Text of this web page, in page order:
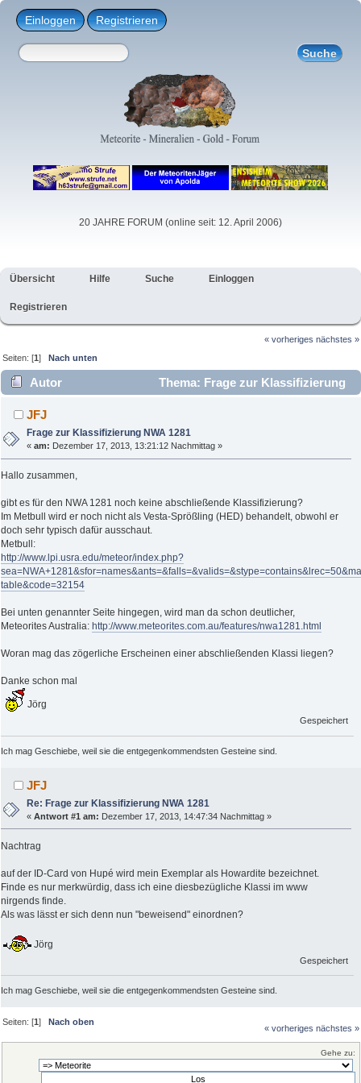
Einloggen Registrieren
20 JAHRE FORUM (online seit: 12. April 2006)
Übersicht Hilfe Suche Einloggen
Registrieren
« vorheriges nächstes »
Seiten: [1]Nach unten
Autor
Thema: Frage zur Klassifizierung
NWA 1281 (Gelesen 2635 mal)
JFJ
Frage zur Klassifizierung NWA 1281
«am: Dezember 17, 2013, 13:21:12 Nachmittag »
Hallo zusammen,
gibt es für den NWA 1281 noch keine abschließende Klassifizierung?
Im Metbull wird er noch nicht als Vesta-Sprößling (HED) behandelt, obwohl er
doch sehr typisch dafür ausschaut.
Metbull:
http://www.lpi.usra.edu/meteor/index.php?
table&code=32154
Bei unten genannter Seite hingegen, wird man da schon deutlicher,
Meteorites Australia: http://www.meteorites.com.au/features/nwa1281.html
Woran mag das zögerliche Erscheinen einer abschließenden Klassi liegen?
Danke schon mal
Jörg
Gespeichert
Ich mag Geschiebe, weil sie die entgegenkommendsten Gesteine sind.
JFJ
Re: Frage zur Klassifizierung NWA 1281
«Antwort #1 am: Dezember 17, 2013, 14:47:34 Nachmittag »
Nachtrag
auf der ID-Card von Hupé wird mein Exemplar als Howardite bezeichnet.
Finde es nur merkwürdig, dass ich eine diesbezügliche Klassi im www
nirgends finde.
Als was lässt er sich denn nun "beweisend" einordnen?
Jörg
Gespeichert
Ich mag Geschiebe, weil sie die entgegenkommendsten Gesteine sind.
Seiten: [1]Nach oben
« vorheriges nächstes »
Gehe zu: